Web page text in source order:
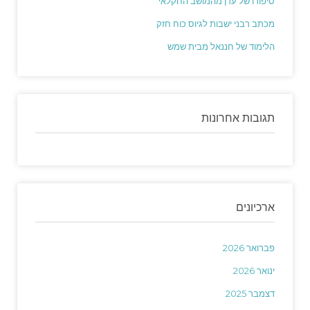
מכתב רבני ישבות לגיוס כוח חזק
הלימוד של חננאל מבית שמש
תגובות אחרונות
ארכיונים
פברואר 2026
ינואר 2026
דצמבר 2025